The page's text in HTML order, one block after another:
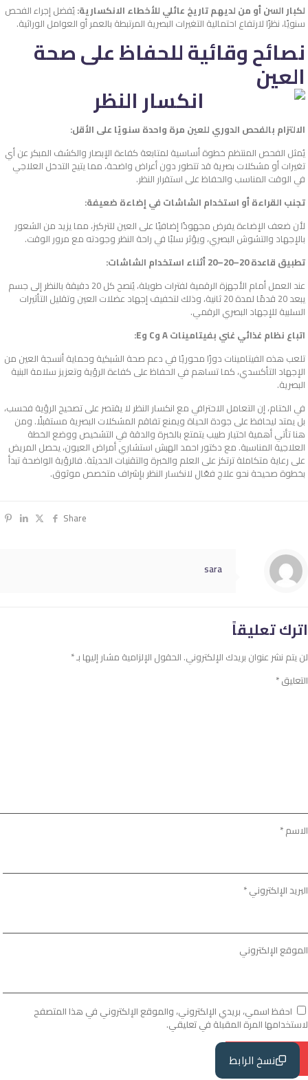
نسخ الرابط
لكبار السن أو من لديهم تاريخ عائلي للأخطاء الانكسارية: يُفضل إجراء الفحص
سنويًا، نظرًا لارتفاع احتمالية التغيرات البصرية المرتبطة بالعمر أو العوامل الوراثية.
نصائح وقائية للحفاظ على صحة
العين
الالتزام بالفحص الدوري للعين مرة واحدة سنويًا على الأقل:
يُمثل الفحص المنتظم خطوة أساسية لمتابعة كفاءة الإبصار والكشف المبكر عن أي
تغيرات أو مشكلات بصرية قد تتطور دون أعراض واضحة، مما يتيح التدخل العلاجي
في الوقت المناسب والحفاظ على استقرار النظر.
تجنب القراءة أو استخدام الشاشات في إضاءة ضعيفة:
لأن ضعف الإضاءة يفرض مجهودًا إضافيًا على العين للتركيز، مما يزيد من الشعور
بالإجهاد والتشوش البصري، ويؤثر سلبًا في راحة النظر وجودته مع مرور الوقت.
تطبيق قاعدة 20–20–20 أثناء استخدام الشاشات:
عند العمل أمام الأجهزة الرقمية لفترات طويلة، يُنصح كل 20 دقيقة بالنظر إلى جسم
يبعد 20 قدمًا لمدة 20 ثانية، وذلك لتخفيف إجهاد عضلات العين وتقليل التأثيرات
السلبية للإجهاد البصري الرقمي.
اتباع نظام غذائي غني بفيتامينات A وC وE:
تلعب هذه الفيتامينات دورًا محوريًا في دعم صحة الشبكية وحماية أنسجة العين من
الإجهاد التأكسدي، كما تساهم في الحفاظ على كفاءة الرؤية وتعزيز سلامة البنية
البصرية.
في الختام، إن التعامل الاحترافي مع انكسار النظر لا يقتصر على تصحيح الرؤية فحسب،
بل يمتد ليحافظ على جودة الحياة ويمنع تفاقم المشكلات البصرية مستقبلًا. ومن
هنا تأتي أهمية اختيار طبيب يتمتع بالخبرة والدقة في التشخيص ووضع الخطة
العلاجية المناسبة. مع دكتور احمد الهبش استشاري أمراض العيون، يحصل المريض
على رعاية متكاملة ترتكز على العلم والخبرة والتقنيات الحديثة. فالرؤية الواضحة تبدأ
بخطوة صحيحة نحو علاج فعّال لانكسار النظر بإشراف متخصص موثوق.
Share
sara
اترك تعليقاً
لن يتم نشر عنوان بريدك الإلكتروني. الحقول الإلزامية مشار إليها بـ*
التعليق*
الاسم*
البريد الإلكتروني*
الموقع الإلكتروني
احفظ اسمي، بريدي الإلكتروني، والموقع الإلكتروني في هذا المتصفح
لاستخدامها المرة المقبلة في تعليقي.